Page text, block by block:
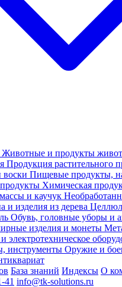
Животные и продукты
Продукция растительного
Пищевые продукты,
Химическая
и каучук
и изделия из дерева
Обувь, головные уборы и
изделия и монеты
электротехническое
инструменты Оружие и
База знаний Индексы О
41 info@tk-solutions.ru